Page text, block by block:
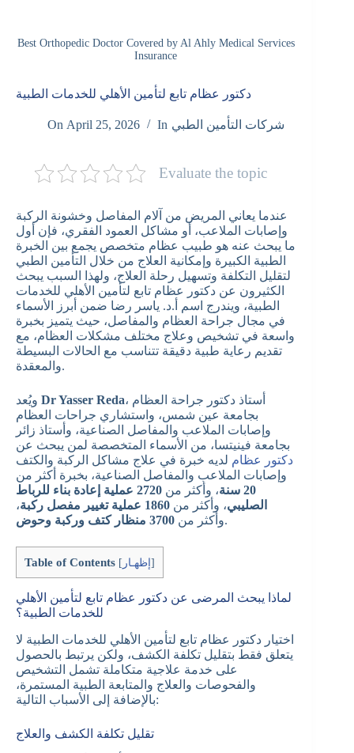
Best Orthopedic Doctor Covered by Al Ahly Medical Services
Insurance
دكتور عظام تابع لتأمين الأهلي للخدمات الطبية
On April 25, 2026 In شركات التأمين الطبي
Evaluate the topic
عندما يعاني المريض من آلام المفاصل وخشونة الركبة
وإصابات الملاعب، أو مشاكل العمود الفقري، فإن أول
ما يبحث عنه هو طبيب عظام متخصص يجمع بين الخبرة
الطبية الكبيرة وإمكانية العلاج من خلال التأمين الطبي
لتقليل التكلفة وتسهيل رحلة العلاج، ولهذا السبب يبحث
الكثيرون عن دكتور عظام تابع لتأمين الأهلي للخدمات
الطبية، ويندرج اسم أ.د. ياسر رضا ضمن أبرز الأسماء
في مجال جراحة العظام والمفاصل، حيث يتميز بخبرة
واسعة في تشخيص وعلاج مختلف مشكلات العظام، مع
تقديم رعاية طبية دقيقة تتناسب مع الحالات البسيطة
والمعقدة.
Dr Yasser Reda، أستاذ دكتور جراحة العظام
بجامعة عين شمس، واستشاري جراحات العظام
وإصابات الملاعب والمفاصل الصناعية، وأستاذ زائر
بجامعة فينيتسا، من الأسماء المتخصصة لمن يبحث عن
دكتور عظام لديه خبرة في علاج مشاكل الركبة والكتف
وإصابات الملاعب والمفاصل الصناعية، بخبرة أكثر من
20 سنة
، وأكثر من
2720 عملية إعادة بناء للرباط
الصليبي، وأكثر من 1860 عملية تغيير مفصل ركبة
،
وأكثر من 3700 منظار كتف وركبة وحوض .
Table of Contents [ إظهـار ]
لماذا يبحث المرضى عن دكتور عظام تابع لتأمين الأهلي
للخدمات الطبية؟
اختيار دكتور عظام تابع لتأمين الأهلي للخدمات الطبية لا
يتعلق فقط بتقليل تكلفة الكشف، ولكن يرتبط بالحصول
على خدمة علاجية متكاملة تشمل التشخيص
والفحوصات والعلاج والمتابعة الطبية المستمرة،
بالإضافة إلى الأسباب التالية:
تقليل تكلفة الكشف والعلاج